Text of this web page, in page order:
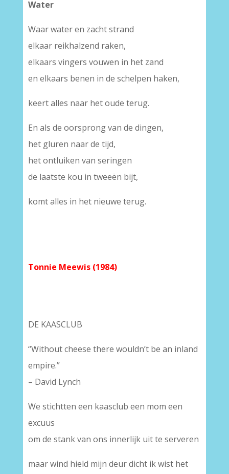
Water
Waar water en zacht strand
elkaar reikhalzend raken,
elkaars vingers vouwen in het zand
en elkaars benen in de schelpen haken,
keert alles naar het oude terug.
En als de oorsprong van de dingen,
het gluren naar de tijd,
het ontluiken van seringen
de laatste kou in tweeën bijt,
komt alles in het nieuwe terug.
Tonnie Meewis (1984)
DE KAASCLUB
“Without cheese there wouldn’t be an inland
empire.”
– David Lynch
We stichtten een kaasclub een mom een
excuus
om de stank van ons innerlijk uit te serveren
maar wind hield mijn deur dicht ik wist het